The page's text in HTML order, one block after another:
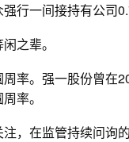
行一间接持有公司
之辈。
率。强一股份曾在
率。
，在监管持续问询